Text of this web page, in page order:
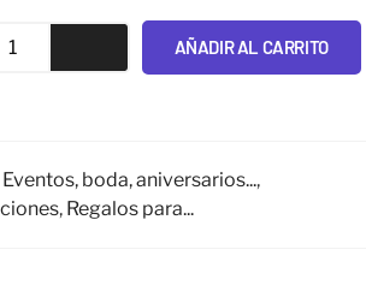
AÑADIR AL CARRITO
Eventos, boda, aniversarios...,
, Regalos para...